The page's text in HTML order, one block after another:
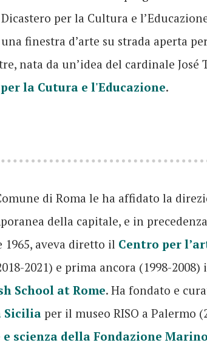
per la Cultura e
finestra d’arte su strada aperta
nata da un’idea del cardinale José
la Cutura e l'Educazione.
di Roma le ha affidato la
della capitale, e in
1965, aveva diretto il Centro per
2021) e prima ancora (1998-
School at Rome. Ha fondato e
Sicilia per il museo RISO a Palermo
scienza della Fondazione